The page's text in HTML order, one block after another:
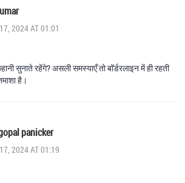
2024 AT 01:01
सुनाते रहेंगे? असली समस्याएँ तो बॉर्डरलाइन में ही रहती
है।
panicker
2024 AT 01:19